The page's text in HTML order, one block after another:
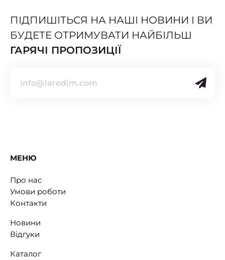
ПІДПИШІТЬСЯ НА НАШІ НОВИНИ І ВИ
БУДЕТЕ ОТРИМУВАТИ НАЙБІЛЬШ
ГАРЯЧІ ПРОПОЗИЦІЇ
МЕНЮ
Про нас
Умови роботи
Контакти
Новини
Відгуки
Каталог